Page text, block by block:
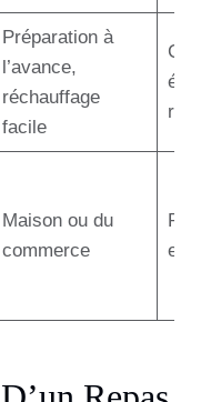
Préparation à
l’avance,
réchauffage
facile
Maison ou du
commerce
et